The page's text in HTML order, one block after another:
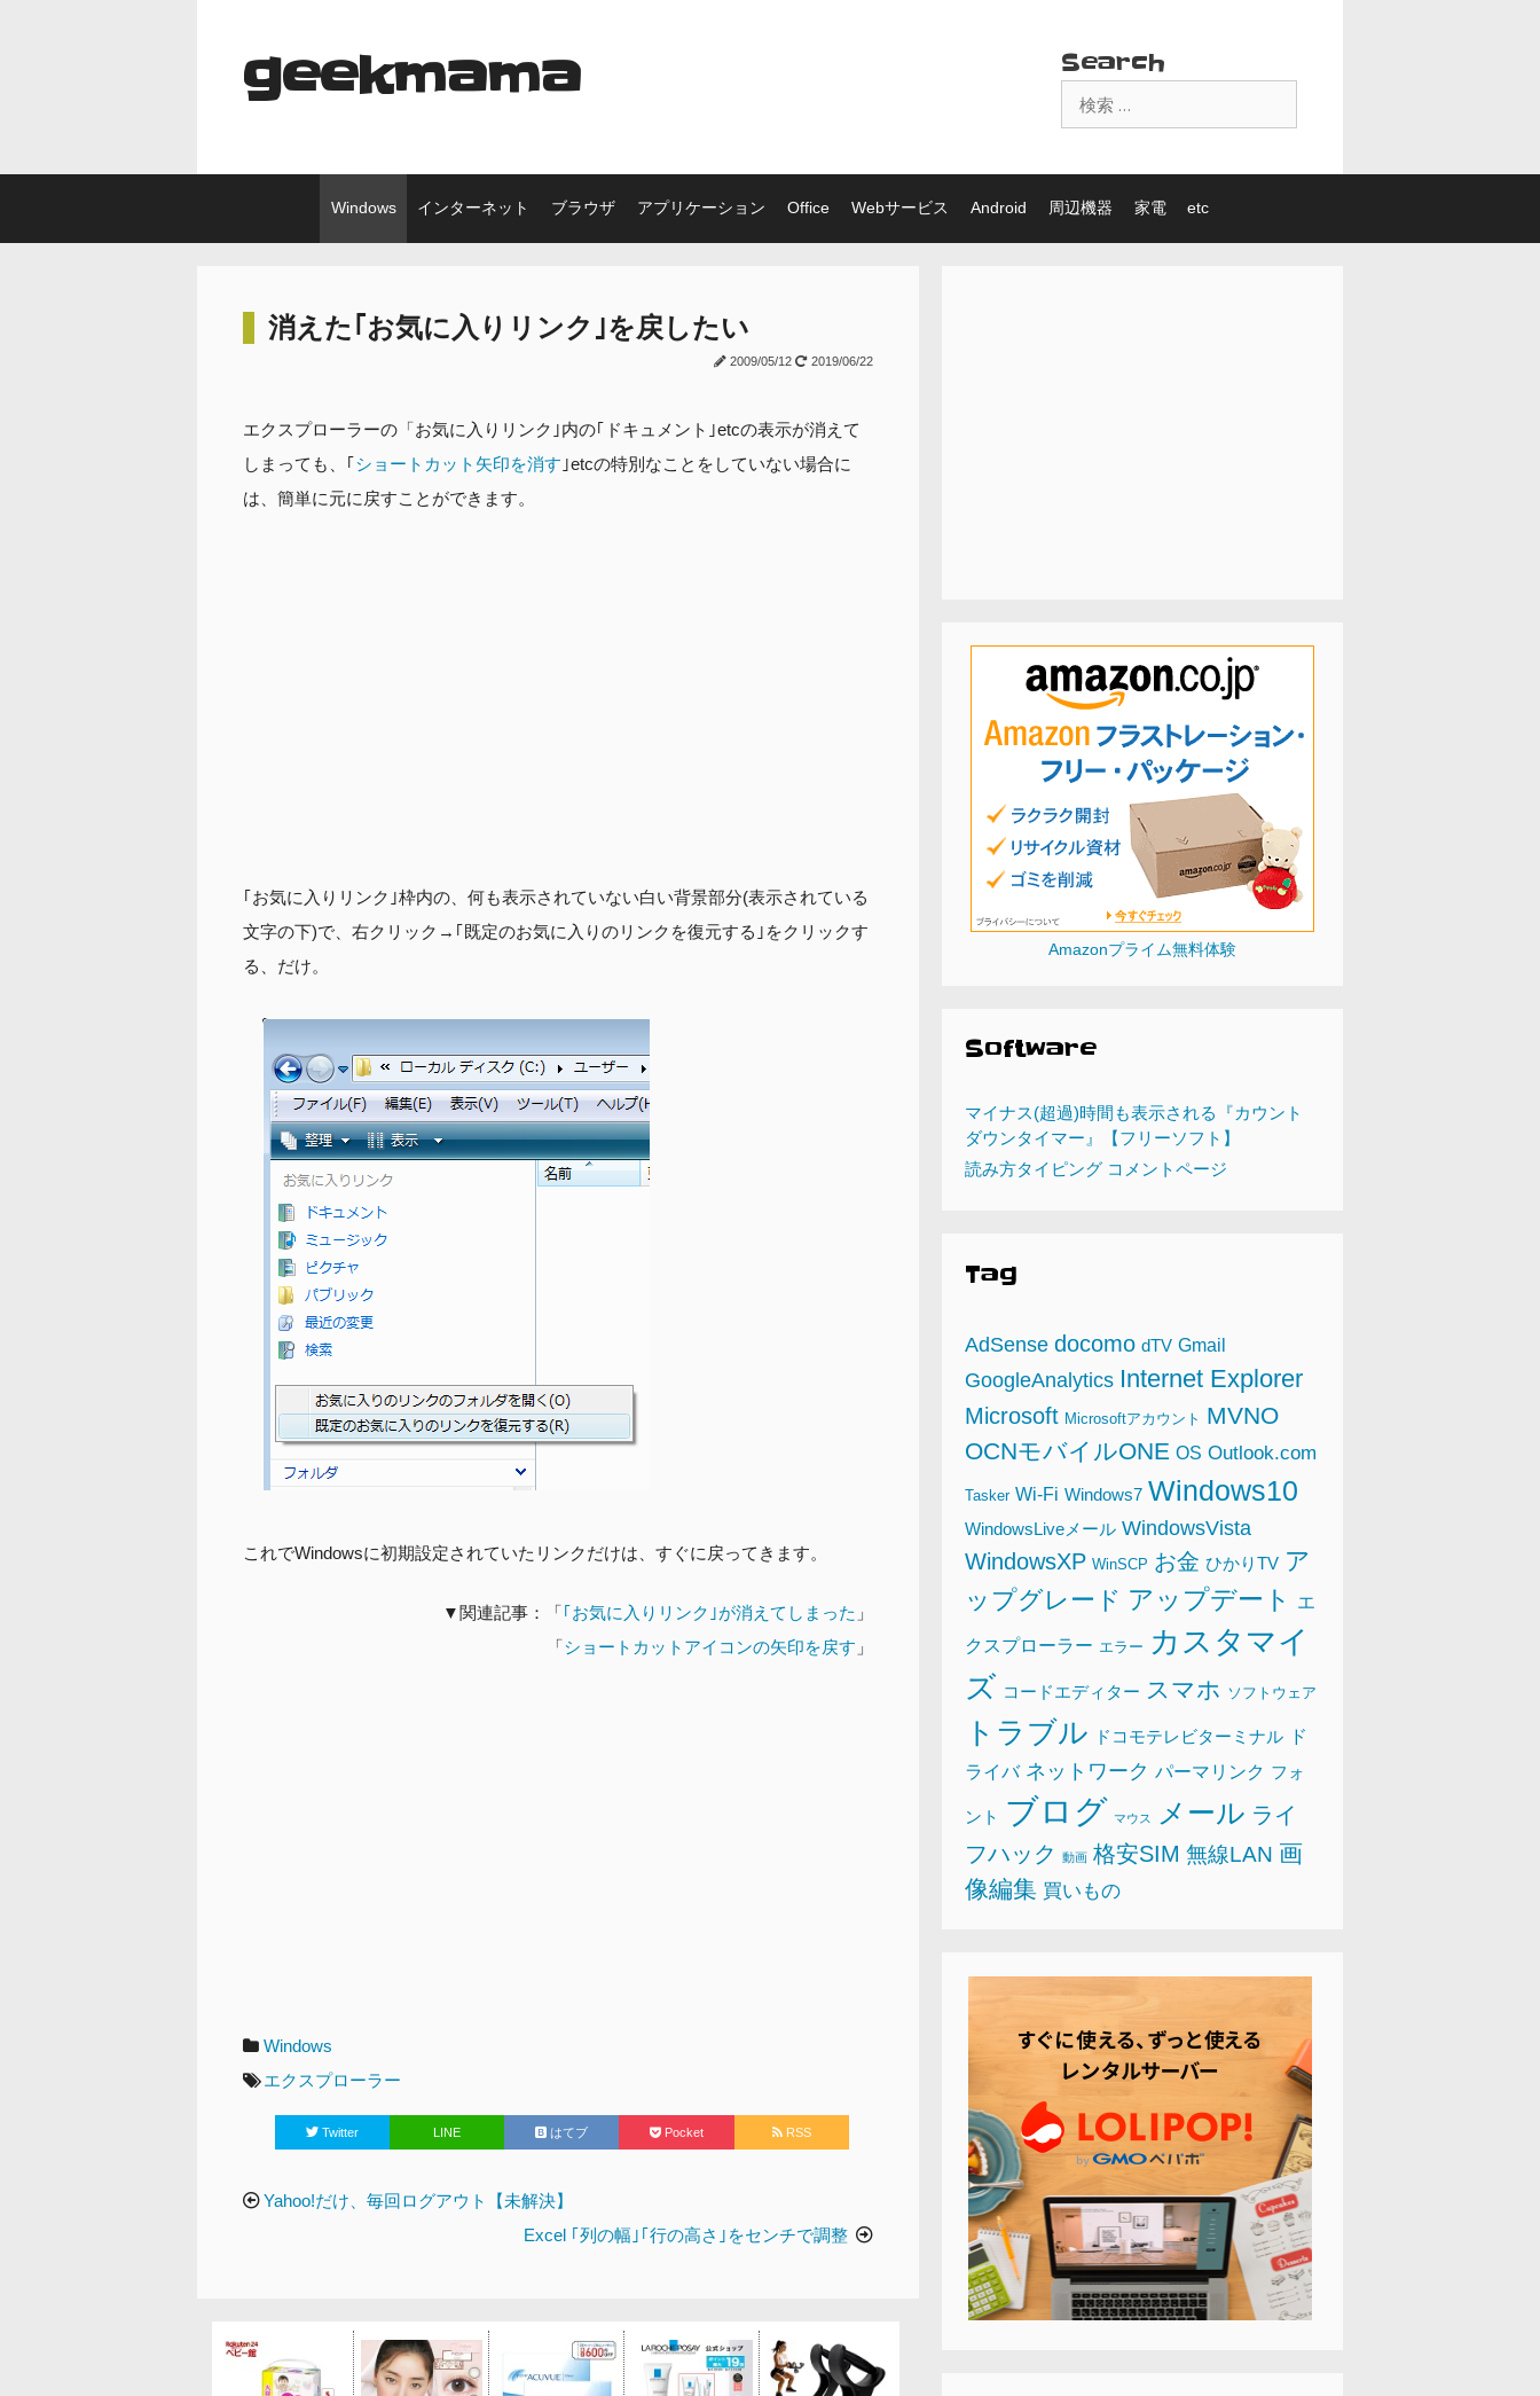
Search
索:
geekmama
Windows インターネット ブラウザ アプリケーション Office Webサービス Android 周辺機器 家電 etc
消えた｢お気に入りリンク｣を戻したい
2009/05/12 2019/06/22
エクスプローラーの「お気に入りリンク｣内の｢ドキュメント｣etcの表示が消えて
しまっても、｢ショートカット矢印を消す ｣etcの特別なことをしていない場合に
は、簡単に元に戻すことができます。
｢お気に入りリンク｣枠内の、何も表示されていない白い背景部分(表示されている
文字の下)で、右クリック→｢既定のお気に入りのリンクを復元する｣をクリックす
る、だけ。
これでWindowsに初期設定されていたリンクだけは、すぐに戻ってきます。
▼関連記事：「｢お気に入りリンク｣が消えてしまった 」
「ショートカットアイコンの矢印を戻す 」
カ
テ
ゴ
リ
Windows
タ
グ
エクスプローラー
Twitter LINE はてブ Pocket RSS
投
ゲ
Yahoo!だけ、毎回ログアウト【未解決】
Excel ｢列の幅｣｢行の高さ｣をセンチで調整
Amazonプライム無料体験
Software
マイナス(超過)時間も表示される『カウント
ダウンタイマー』【フリーソフト】
読み方タイピング コメントページ
Tag
AdSense docomo dTV Gmail
GoogleAnalytics Internet Explorer
Microsoft Microsoftアカウント MVNO
OCNモバイルONE OS Outlook.com
Tasker Wi-Fi Windows7 Windows10
WindowsLiveメール WindowsVista
WindowsXP WinSCP お金 ひかりTV ア
ップグレード アップデート エ
クスプローラー エラー カスタマイ
ズ コードエディター スマホ ソフトウェア
トラブル ドコモテレビターミナル
ド
ライバ ネットワーク パーマリンク フォ
ント ブログ マウス メール ライ
フハック
動画 格安SIM 無線LAN 画
像編集 買いもの